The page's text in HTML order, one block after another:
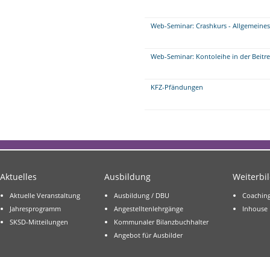
Web-Seminar: Crashkurs -
Web-Seminar: Kontoleihe in der
KFZ-Pfändungen
Aktuelles
Aktuelle Veranstaltung
Jahresprogramm
SKSD-Mitteilungen
Ausbildung
Ausbildung / DBU
Angestelltenlehrgänge
Kommunaler Bilanzbuchhalter
Angebot für Ausbilder
Inhouse